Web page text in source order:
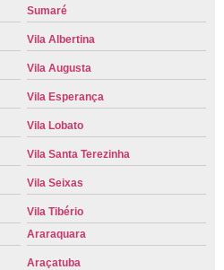
Sumaré
Vila Albertina
Vila Augusta
Vila Esperança
Vila Lobato
Vila Santa Terezinha
Vila Seixas
Vila Tibério
Araraquara
Araçatuba